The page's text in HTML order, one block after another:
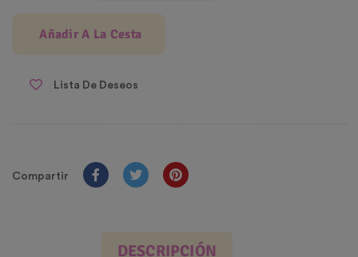
Añadir A La Cesta
Lista De Deseos
Compartir
DESCRIPCIÓN